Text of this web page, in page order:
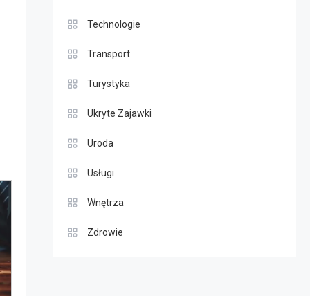
Technologie
Transport
Turystyka
Ukryte Zajawki
Uroda
Usługi
Wnętrza
Zdrowie